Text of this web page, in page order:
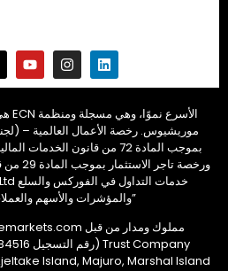
والمؤشرات والأسهم والعملات المشفرة. “لم يتم تشغيلها بعد”
Island, Majuro, Marshal Island